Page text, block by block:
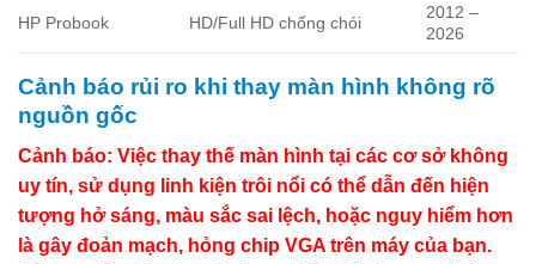
HP Probook HD/Full HD chống chói
2012 –
2026
Cảnh báo rủi ro khi thay màn hình không rõ
nguồn gốc
Cảnh báo: Việc thay thế màn hình tại các cơ sở không
uy tín, sử dụng linh kiện trôi nổi có thể dẫn đến hiện
tượng hở sáng, màu sắc sai lệch, hoặc nguy hiểm hơn
là gây đoản mạch, hỏng chip VGA trên máy của bạn.